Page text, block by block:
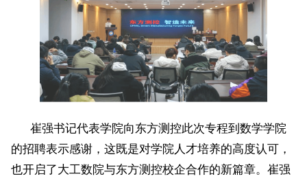
崔强书记代表学院向东方测控此次专程到数学学院
的招聘表示感谢，这既是对学院人才培养的高度认可，
也开启了大工数院与东方测控校企合作的新篇章。崔强